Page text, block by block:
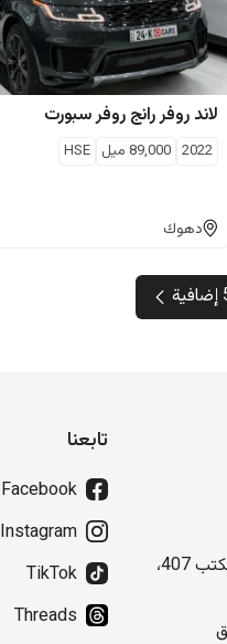
لاند روفررانج روفر سبورت
2022
89,000 ميل HSE
دهوك
شارع الرواد، عمارة بلو تاور الطابق الرابع، مكتب 407،
تابعنا
Facebook
Instagram
TikTok
Threads